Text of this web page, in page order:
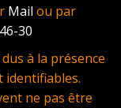
Mail ou par
30
à la présence
identifiables.
ne pas être